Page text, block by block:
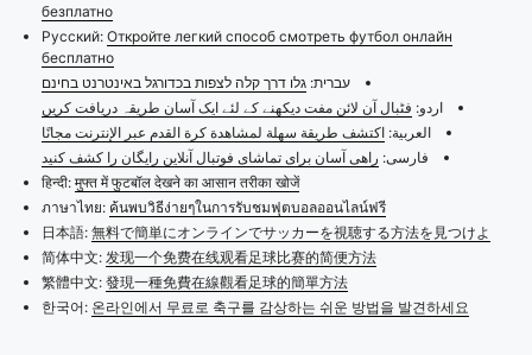
безплатно
Русский: Откройте легкий способ смотреть футбол онлайн
бесплатно
עברית: גלו דרך קלה לצפות בכדורגל באינטרנט בחינם
اردو: فٹبال آن لائن مفت دیکھنے کے لئے ایک آسان طریقہ دریافت کریں
العربية: اكتشف طريقة سهلة لمشاهدة كرة القدم عبر الإنترنت مجانًا
فارسی: راهی آسان برای تماشای فوتبال آنلاین رایگان را کشف کنید
हिन्दी: मुफ्त में फुटबॉल देखने का आसान तरीका खोजें
ภาษาไทย: ค้นพบวิธีง่ายๆในการรับชมฟุตบอลออนไลน์ฟรี
日本語: 無料で簡単にオンラインでサッカーを視聴する方法を見つけよ
简体中文: 发现一个免费在线观看足球比赛的简便方法
繁體中文: 發現一種免費在線觀看足球的簡單方法
한국어: 온라인에서 무료로 축구를 감상하는 쉬운 방법을 발견하세요